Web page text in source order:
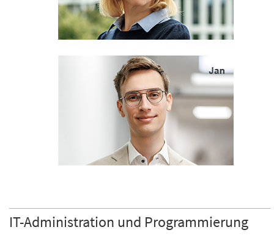
IT-Administration und Programmierung